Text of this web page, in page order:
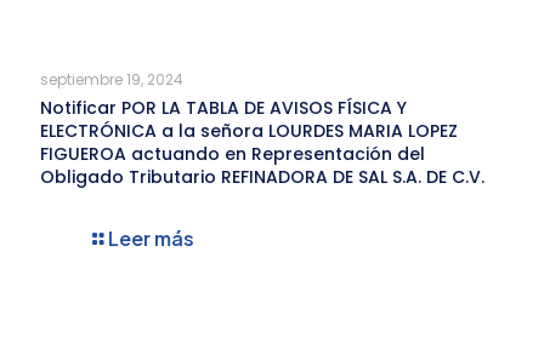
septiembre 19, 2024
Notificar POR LA TABLA DE AVISOS FÍSICA Y
ELECTRÓNICA a la señora LOURDES MARIA LOPEZ
FIGUEROA actuando en Representación del
Obligado Tributario REFINADORA DE SAL S.A. DE C.V.
Leer más